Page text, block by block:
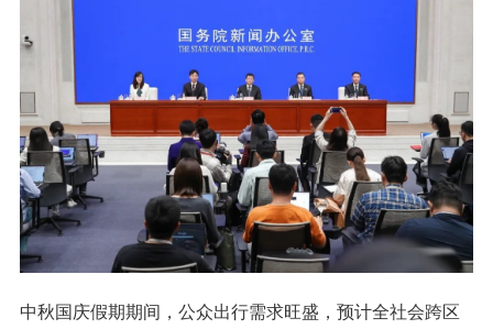
中秋国庆假期期间，公众出行需求旺盛，预计全社会跨区